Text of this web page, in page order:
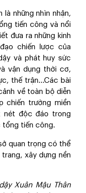
là những nhìn nhận,
tiến công và nổi
đưa ra những kinh
chiến lược của
và phát huy sức
vận dụng thời cơ,
thế trận…Các bài
về toàn bộ diễn
chiến trường miền
nét độc đáo trong
tổng tiến công.
quan trọng có thể
xây dựng nền
Xuân Mậu Thân